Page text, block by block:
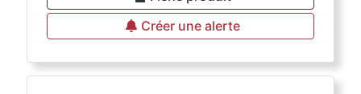
Créer une alerte